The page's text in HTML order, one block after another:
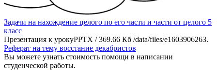
Задачи на нахождение целого по его части и части от целого 5
класс
Презентация к урокуPPTX / 369.66 Кб /data/files/e1603906263.
Реферат на тему восстание декабристов
Вы можете узнать стоимость помощи в написании
студенческой работы.